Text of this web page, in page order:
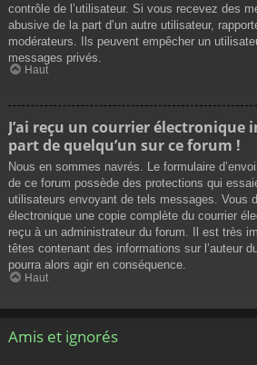
contrôle de l’utilisateur. Si vous recevez des
abusive de la part d’un autre utilisateur,
modérateurs. Ils peuvent empêcher un
messages privés.
Haut
J’ai reçu un courrier électronique
part de quelqu’un sur ce forum !
Nous en sommes navrés. Le formulaire
de ce forum possède des protections qui
utilisateurs envoyant de tels messages. Vous
électronique une copie complète du courrier
reçu à un administrateur du forum. Il est très
têtes contenant des informations sur l’auteur
pourra alors agir en conséquence.
Haut
Amis et ignorés